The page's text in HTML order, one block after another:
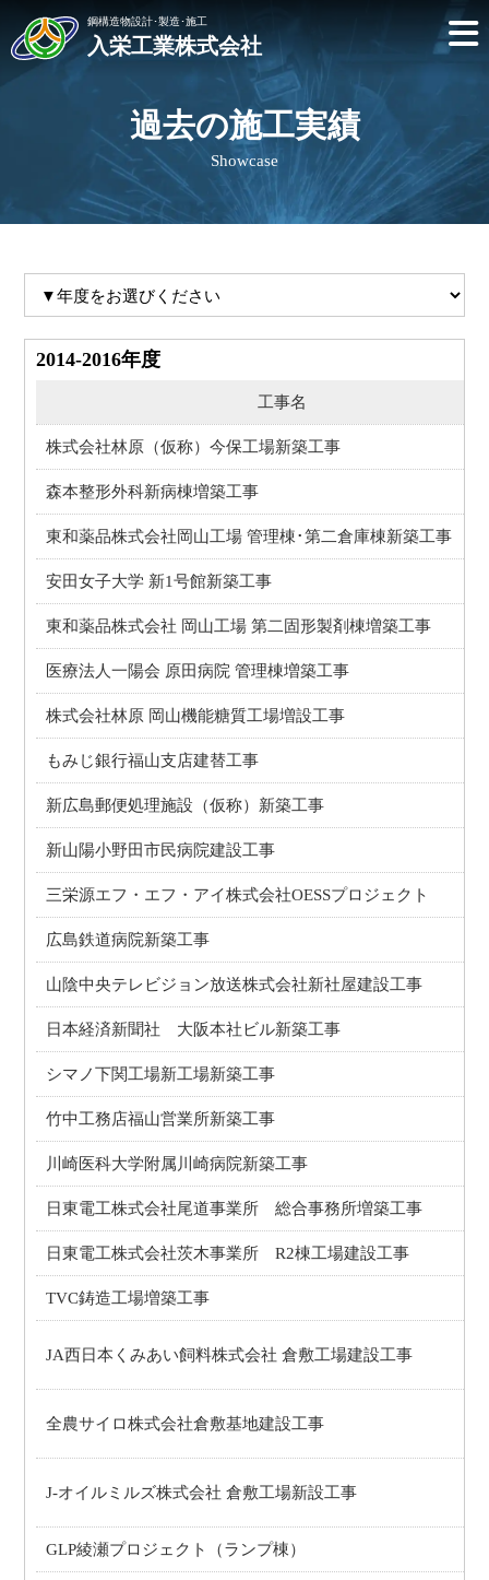
鋼構造物設計･製造･施工
入栄工業株式会社
過去の施工実績
Showcase
2014-2016年度
工事名
株式会社林原（仮称）今保工場新築工事
森本整形外科新病棟増築工事
東和薬品株式会社岡山工場 管理棟･第二倉庫棟新築工事
安田女子大学 新1号館新築工事
東和薬品株式会社 岡山工場 第二固形製剤棟増築工事
医療法人一陽会 原田病院 管理棟増築工事
株式会社林原 岡山機能糖質工場増設工事
もみじ銀行福山支店建替工事
新広島郵便処理施設（仮称）新築工事
新山陽小野田市民病院建設工事
三栄源エフ・エフ・アイ株式会社OESSプロジェクト
広島鉄道病院新築工事
山陰中央テレビジョン放送株式会社新社屋建設工事
日本経済新聞社 大阪本社ビル新築工事
シマノ下関工場新工場新築工事
竹中工務店福山営業所新築工事
川崎医科大学附属川崎病院新築工事
日東電工株式会社尾道事業所 総合事務所増築工事
日東電工株式会社茨木事業所 R2棟工場建設工事
TVC鋳造工場増築工事
JA西日本くみあい飼料株式会社 倉敷工場建設工事
全農サイロ株式会社倉敷基地建設工事
J-オイルミルズ株式会社 倉敷工場新設工事
GLP綾瀬プロジェクト（ランプ棟）